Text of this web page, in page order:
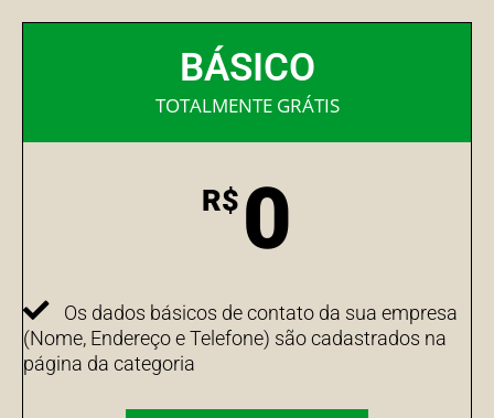
BÁSICO
TOTALMENTE GRÁTIS
R$ 0
Os dados básicos de contato da sua empresa
(Nome, Endereço e Telefone) são cadastrados na
página da categoria